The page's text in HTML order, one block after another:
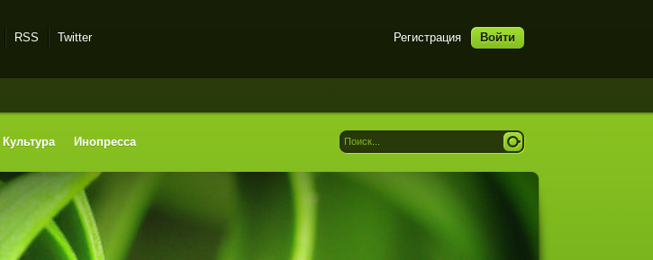
Регистрация Войти
RSS Twitter
Культура Инопресса